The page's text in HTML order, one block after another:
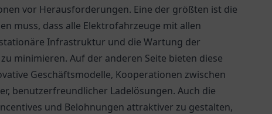
vor Herausforderungen. Eine der größten ist die
muss, dass alle Elektrofahrzeuge mit allen
Infrastruktur und die Wartung der
minimieren. Auf der anderen Seite bieten diese
Geschäftsmodelle, Kooperationen zwischen
benutzerfreundlicher Ladelösungen. Auch die
und Belohnungen attraktiver zu gestalten,